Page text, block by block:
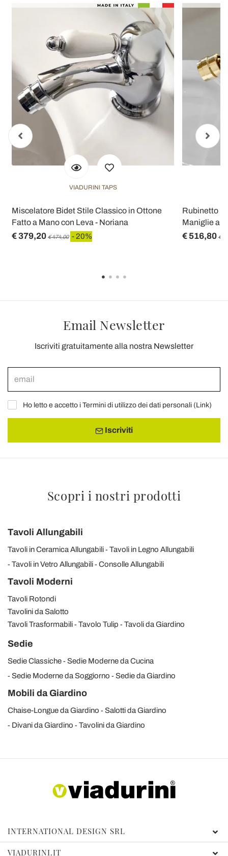
VIADURINI TAPS
Miscelatore Bidet Stile Classico in Ottone
Fatto a Mano con Leva - Noriana
€ 379,20 € 474,00 - 20%
Rubinetto
Maniglie a
€ 516,80 €
Email Newsletter
Iscriviti gratuitamente alla nostra Newsletter
Ho letto e accetto i Termini di utilizzo dei dati personali (Link)
Iscriviti
Scopri i nostri prodotti
Tavoli Allungabili
Tavoli in Ceramica Allungabili
Tavoli in Legno Allungabili
Tavoli in Vetro Allungabili
Consolle Allungabili
Tavoli Moderni
Tavoli Rotondi
Tavolini da Salotto
Tavoli Trasformabili
Tavolo Tulip Tavoli da Giardino
Sedie
Sedie Classiche
Sedie Moderne da Cucina
Sedie Moderne da Soggiorno
Sedie da Giardino
Mobili da Giardino
Chaise-Longue da Giardino
Salotti da Giardino
Divani da Giardino
Tavolini da Giardino
INTERNATIONAL DESIGN SRL
VIADURINI.IT